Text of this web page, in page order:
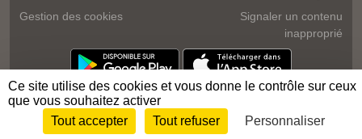
Gestion des cookies
Signaler un contenu
inapproprié
Envie de participer ? Connexion
Ce site utilise des cookies et vous donne le contrôle sur ceux
que vous souhaitez activer
Tout accepter
Tout refuser Personnaliser